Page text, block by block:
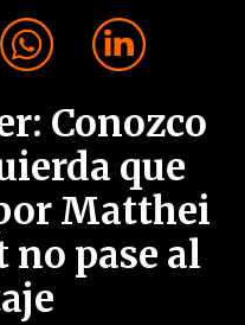
Conozco
que
Matthei
no pase al